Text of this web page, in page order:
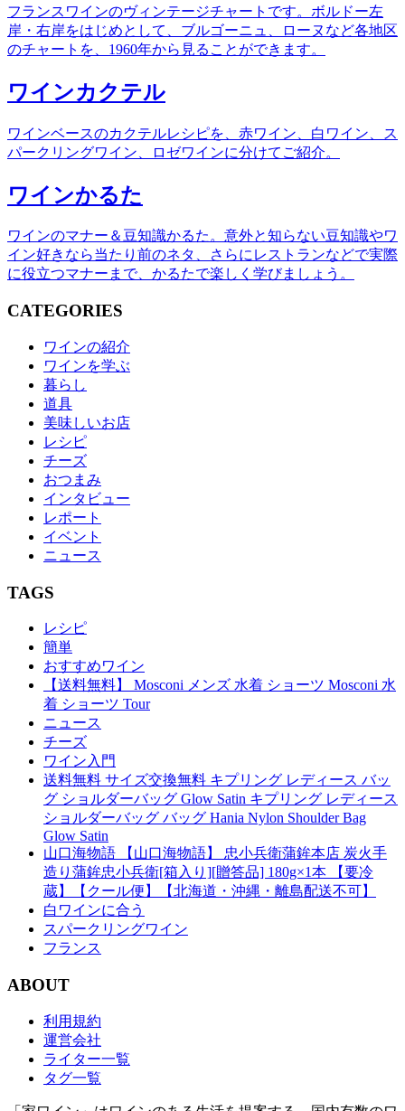
フランスワインのヴィンテージチャートです。ボルドー左
岸・右岸をはじめとして、ブルゴーニュ、ローヌなど各地区
のチャートを、1960年から見ることができます。
ワインカクテル
ワインベースのカクテルレシピを、赤ワイン、白ワイン、ス
パークリングワイン、ロゼワインに分けてご紹介。
ワインかるた
ワインのマナー＆豆知識かるた。意外と知らない豆知識やワ
イン好きなら当たり前のネタ、さらにレストランなどで実際
に役立つマナーまで、かるたで楽しく学びましょう。
CATEGORIES
ワインの紹介
ワインを学ぶ
暮らし
道具
美味しいお店
レシピ
チーズ
おつまみ
インタビュー
レポート
イベント
ニュース
TAGS
レシピ
簡単
おすすめワイン
【送料無料】 Mosconi メンズ 水着 ショーツ Mosconi 水
着 ショーツ Tour
ニュース
チーズ
ワイン入門
送料無料 サイズ交換無料 キプリング レディース バッ
グ ショルダーバッグ Glow Satin キプリング レディース
ショルダーバッグ バッグ Hania Nylon Shoulder Bag
Glow Satin
山口海物語 【山口海物語】 忠小兵衛蒲鉾本店 炭火手
造り蒲鉾忠小兵衛[箱入り][贈答品] 180g×1本 【要冷
蔵】【クール便】【北海道・沖縄・離島配送不可】
白ワインに合う
スパークリングワイン
フランス
ABOUT
利用規約
運営会社
ライター一覧
タグ一覧